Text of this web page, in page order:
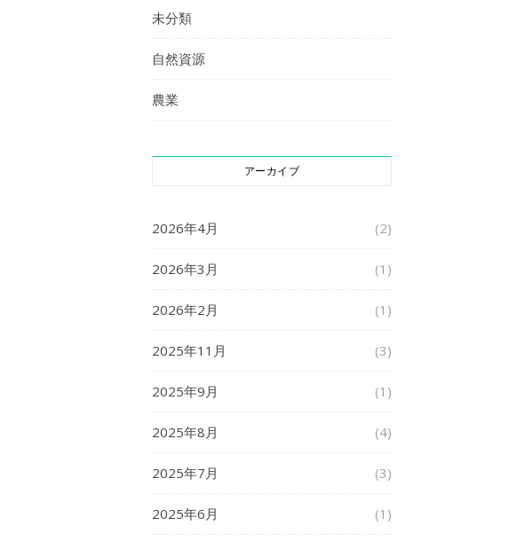
未分類
自然資源
農業
アーカイブ
2026年4月 (2)
2026年3月 (1)
2026年2月 (1)
2025年11月 (3)
2025年9月 (1)
2025年8月 (4)
2025年7月 (3)
2025年6月 (1)